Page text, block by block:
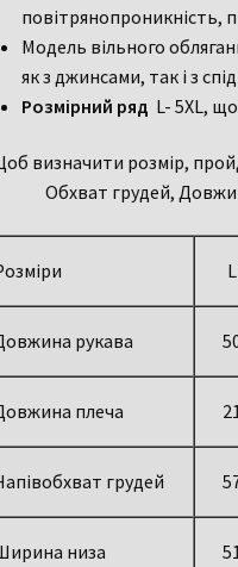
повітрянопроникність,
Модель вільного
як з джинсами, так і з
Розмірний ряд L- 5XL,
визначити розмір,
Обхват грудей,
L
рукава
плеча
грудей
низа